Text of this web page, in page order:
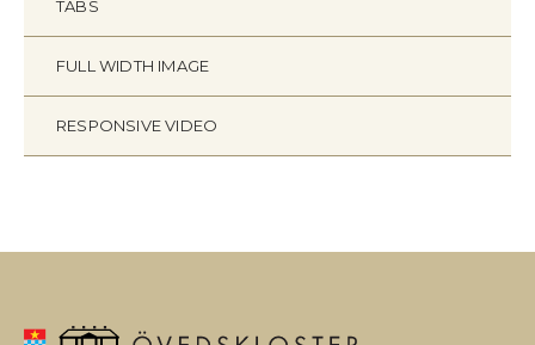
TABS
FULL WIDTH IMAGE
RESPONSIVE VIDEO